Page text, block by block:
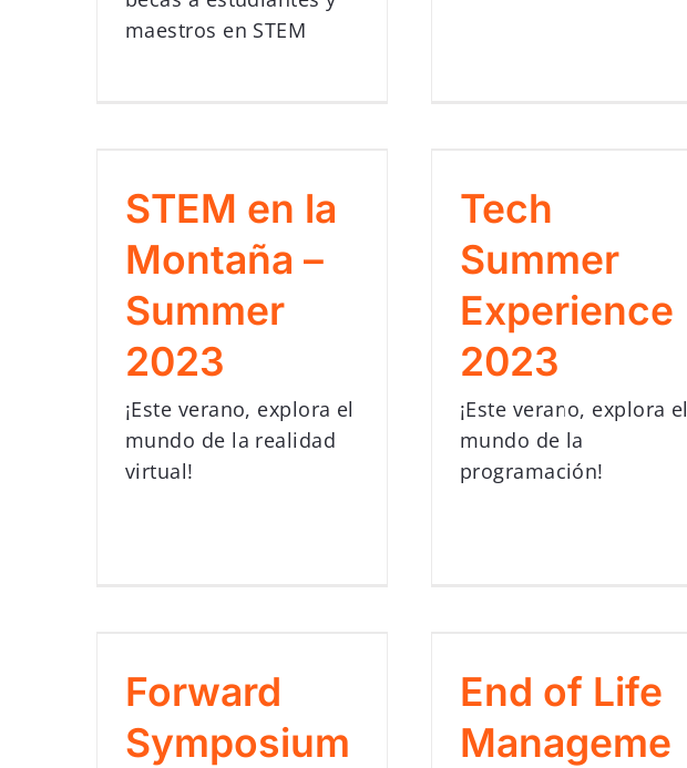
maestros en STEM
STEM en la
Montaña –
Summer
2023
¡Este verano, explora el
mundo de la realidad
virtual!
Tech
Summer
Experience
2023
¡Este verano, explora el
mundo de la
programación!
Forward
Symposium
Photovoltaic
Systems
End of Life
Manageme